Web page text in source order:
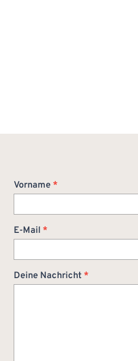
Bewerbung
Vorname *
E-Mail *
Deine Nachricht *